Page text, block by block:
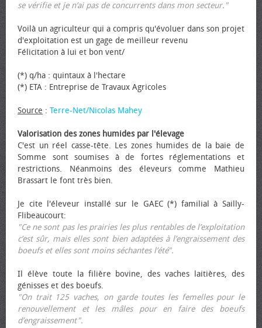
se vérifie et je n’ai pas de concurrents dans mon secteur."
Voilà un agriculteur qui a compris qu'évoluer dans son projet
d'exploitation est un gage de meilleur revenu
Félicitation à lui et bon vent/
(*) q/ha : quintaux à l'hectare
(*) ETA : Entreprise de Travaux Agricoles
Source : Terre-Net/Nicolas Mahey
Valorisation des zones humides par l'élevage
C'est un réel casse-tête. Les zones humides de la baie de
Somme sont soumises à de fortes réglementations et
restrictions. Néanmoins des éleveurs comme Mathieu
Brassart le font très bien.
Je cite l'éleveur installé sur le GAEC (*) familial à Sailly-
Flibeaucourt:
"Ce ne sont pas les prairies les plus rentables de l’exploitation
c’est sûr, mais elles sont bien adaptées à l’engraissement des
bœufs et elles sont moins séchantes l’été".
Il élève toute la filière bovine, des vaches laitières, des
génisses et des bœufs.
"On trait 125 vaches, on garde toutes les femelles pour le
renouvellement et les mâles pour en faire des bœufs
d’engraissement".